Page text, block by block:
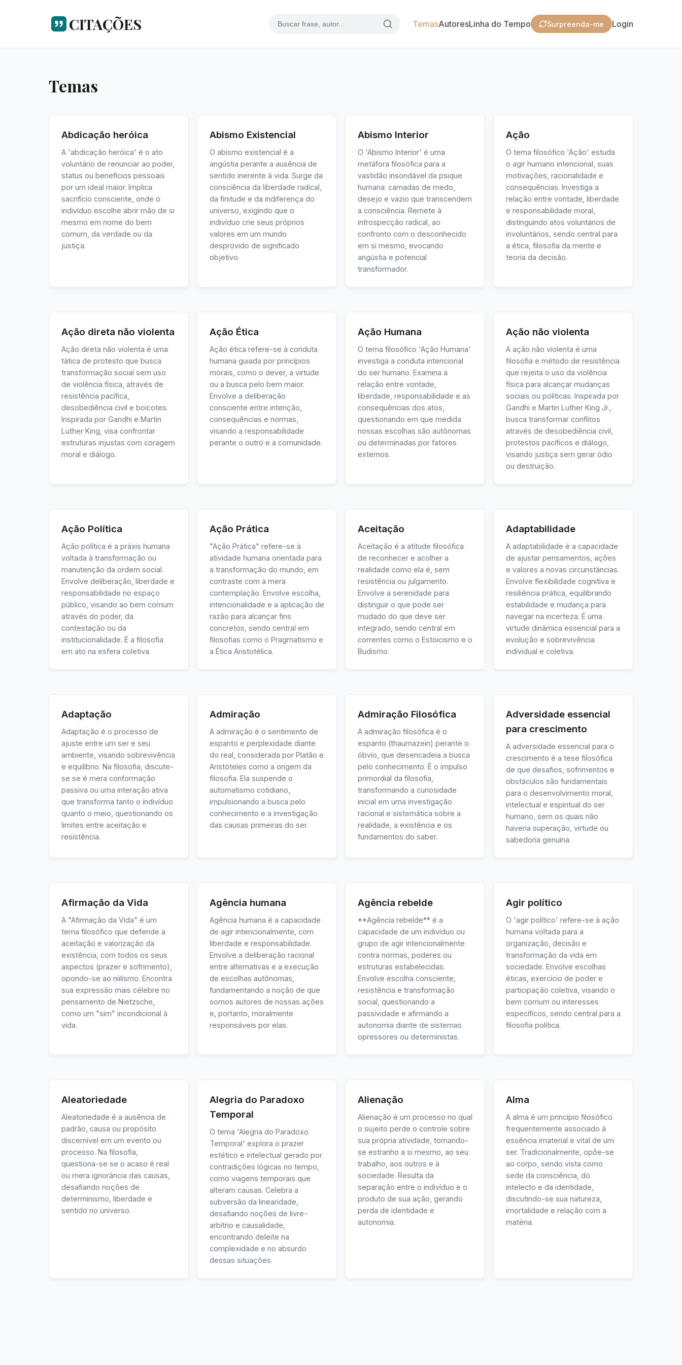
CITAÇÕES TemasAutoresLinha do Tempo Surpreenda-me Login
Temas
Abdicação heróica
A 'abdicação heróica' é o ato
voluntário de renunciar ao poder,
status ou benefícios pessoais
por um ideal maior. Implica
sacrifício consciente, onde o
indivíduo escolhe abrir mão de si
mesmo em nome do bem
comum, da verdade ou da
justiça.
Abismo Existencial
O abismo existencial é a
angústia perante a ausência de
sentido inerente à vida. Surge da
consciência da liberdade radical,
da finitude e da indiferença do
universo, exigindo que o
indivíduo crie seus próprios
valores em um mundo
desprovido de significado
objetivo.
Abismo Interior
O 'Abismo Interior' é uma
metáfora filosófica para a
vastidão insondável da psique
humana: camadas de medo,
desejo e vazio que transcendem
a consciência. Remete à
introspecção radical, ao
confronto com o desconhecido
em si mesmo, evocando
angústia e potencial
transformador.
Ação
O tema filosófico 'Ação' estuda
o agir humano intencional, suas
motivações, racionalidade e
consequências. Investiga a
relação entre vontade, liberdade
e responsabilidade moral,
distinguindo atos voluntários de
involuntários, sendo central para
a ética, filosofia da mente e
teoria da decisão.
Ação direta não violenta
Ação direta não violenta é uma
tática de protesto que busca
transformação social sem uso
de violência física, através de
resistência pacífica,
desobediência civil e boicotes.
Inspirada por Gandhi e Martin
Luther King, visa confrontar
estruturas injustas com coragem
moral e diálogo.
Ação Ética
Ação ética refere-se à conduta
humana guiada por princípios
morais, como o dever, a virtude
ou a busca pelo bem maior.
Envolve a deliberação
consciente entre intenção,
consequências e normas,
visando a responsabilidade
perante o outro e a comunidade.
Ação Humana
O tema filosófico 'Ação Humana'
investiga a conduta intencional
do ser humano. Examina a
relação entre vontade,
liberdade, responsabilidade e as
consequências dos atos,
questionando em que medida
nossas escolhas são autônomas
ou determinadas por fatores
externos.
Ação não violenta
A ação não violenta é uma
filosofia e método de resistência
que rejeita o uso da violência
física para alcançar mudanças
sociais ou políticas. Inspirada por
Gandhi e Martin Luther King Jr.,
busca transformar conflitos
através de desobediência civil,
protestos pacíficos e diálogo,
visando justiça sem gerar ódio
ou destruição.
Ação Política
Ação política é a práxis humana
voltada à transformação ou
manutenção da ordem social.
Envolve deliberação, liberdade e
responsabilidade no espaço
público, visando ao bem comum
através do poder, da
contestação ou da
institucionalidade. É a filosofia
em ato na esfera coletiva.
Ação Prática
"Ação Prática" refere-se à
atividade humana orientada para
a transformação do mundo, em
contraste com a mera
contemplação. Envolve escolha,
intencionalidade e a aplicação de
razão para alcançar fins
concretos, sendo central em
filosofias como o Pragmatismo e
a Ética Aristotélica.
Aceitação
Aceitação é a atitude filosófica
de reconhecer e acolher a
realidade como ela é, sem
resistência ou julgamento.
Envolve a serenidade para
distinguir o que pode ser
mudado do que deve ser
integrado, sendo central em
correntes como o Estoicismo e o
Budismo.
Adaptabilidade
A adaptabilidade é a capacidade
de ajustar pensamentos, ações
e valores a novas circunstâncias.
Envolve flexibilidade cognitiva e
resiliência prática, equilibrando
estabilidade e mudança para
navegar na incerteza. É uma
virtude dinâmica essencial para a
evolução e sobrevivência
individual e coletiva.
Adaptação
Adaptação é o processo de
ajuste entre um ser e seu
ambiente, visando sobrevivência
e equilíbrio. Na filosofia, discute-
se se é mera conformação
passiva ou uma interação ativa
que transforma tanto o indivíduo
quanto o meio, questionando os
limites entre aceitação e
resistência.
Admiração
A admiração é o sentimento de
espanto e perplexidade diante
do real, considerada por Platão e
Aristóteles como a origem da
filosofia. Ela suspende o
automatismo cotidiano,
impulsionando a busca pelo
conhecimento e a investigação
das causas primeiras do ser.
Admiração Filosófica
A admiração filosófica é o
espanto (thaumazein) perante o
óbvio, que desencadeia a busca
pelo conhecimento. É o impulso
primordial da filosofia,
transformando a curiosidade
inicial em uma investigação
racional e sistemática sobre a
realidade, a existência e os
fundamentos do saber.
Adversidade essencial
para crescimento
A adversidade essencial para o
crescimento é a tese filosófica
de que desafios, sofrimentos e
obstáculos são fundamentais
para o desenvolvimento moral,
intelectual e espiritual do ser
humano, sem os quais não
haveria superação, virtude ou
sabedoria genuína.
Afirmação da Vida
A "Afirmação da Vida" é um
tema filosófico que defende a
aceitação e valorização da
existência, com todos os seus
aspectos (prazer e sofrimento),
opondo-se ao niilismo. Encontra
sua expressão mais célebre no
pensamento de Nietzsche,
como um "sim" incondicional à
vida.
Agência humana
Agência humana é a capacidade
de agir intencionalmente, com
liberdade e responsabilidade.
Envolve a deliberação racional
entre alternativas e a execução
de escolhas autônomas,
fundamentando a noção de que
somos autores de nossas ações
e, portanto, moralmente
responsáveis por elas.
Agência rebelde
**Agência rebelde** é a
capacidade de um indivíduo ou
grupo de agir intencionalmente
contra normas, poderes ou
estruturas estabelecidas.
Envolve escolha consciente,
resistência e transformação
social, questionando a
passividade e afirmando a
autonomia diante de sistemas
opressores ou deterministas.
Agir político
O 'agir político' refere-se à ação
humana voltada para a
organização, decisão e
transformação da vida em
sociedade. Envolve escolhas
éticas, exercício de poder e
participação coletiva, visando o
bem comum ou interesses
específicos, sendo central para a
filosofia política.
Aleatoriedade
Aleatoriedade é a ausência de
padrão, causa ou propósito
discernível em um evento ou
processo. Na filosofia,
questiona-se se o acaso é real
ou mera ignorância das causas,
desafiando noções de
determinismo, liberdade e
sentido no universo.
Alegria do Paradoxo
Temporal
O tema 'Alegria do Paradoxo
Temporal' explora o prazer
estético e intelectual gerado por
contradições lógicas no tempo,
como viagens temporais que
alteram causas. Celebra a
subversão da linearidade,
desafiando noções de livre-
arbítrio e causalidade,
encontrando deleite na
complexidade e no absurdo
dessas situações.
Alienação
Alienação é um processo no qual
o sujeito perde o controle sobre
sua própria atividade, tornando-
se estranho a si mesmo, ao seu
trabalho, aos outros e à
sociedade. Resulta da
separação entre o indivíduo e o
produto de sua ação, gerando
perda de identidade e
autonomia.
Alma
A alma é um princípio filosófico
frequentemente associado à
essência imaterial e vital de um
ser. Tradicionalmente, opõe-se
ao corpo, sendo vista como
sede da consciência, do
intelecto e da identidade,
discutindo-se sua natureza,
imortalidade e relação com a
matéria.